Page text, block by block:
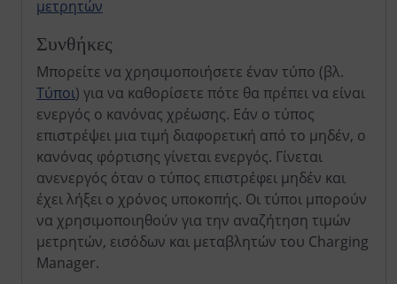
μετρητών
Συνθήκες
Μπορείτε να χρησιμοποιήσετε έναν τύπο (βλ.
Τύποι) για να καθορίσετε πότε θα πρέπει να είναι
ενεργός ο κανόνας χρέωσης. Εάν ο τύπος
επιστρέψει μια τιμή διαφορετική από το μηδέν, ο
κανόνας φόρτισης γίνεται ενεργός. Γίνεται
ανενεργός όταν ο τύπος επιστρέφει μηδέν και
έχει λήξει ο χρόνος υποκοπής. Οι τύποι μπορούν
να χρησιμοποιηθούν για την αναζήτηση τιμών
μετρητών, εισόδων και μεταβλητών του Charging
Manager.